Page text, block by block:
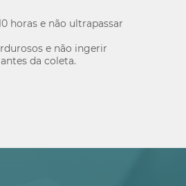
horas e não ultrapassar
e não ingerir
da coleta.